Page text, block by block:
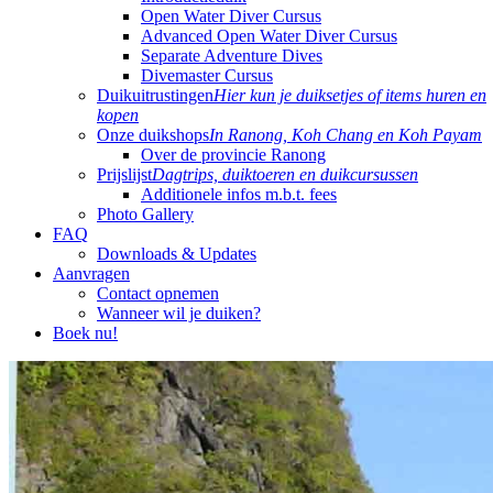
Open Water Diver Cursus
Advanced Open Water Diver Cursus
Separate Adventure Dives
Divemaster Cursus
DuikuitrustingenHier kun je duiksetjes of items huren en
kopen
Onze duikshopsIn Ranong, Koh Chang en Koh Payam
Over de provincie Ranong
PrijslijstDagtrips, duiktoeren en duikcursussen
Additionele infos m.b.t. fees
Photo Gallery
FAQ
Downloads & Updates
Aanvragen
Contact opnemen
Wanneer wil je duiken?
Boek nu!